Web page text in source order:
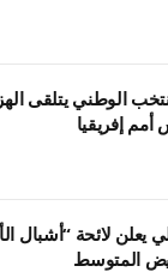
الوطني يتلقى
أمم إفريقيا
يعلن لائحة “أشبال
المتوسط